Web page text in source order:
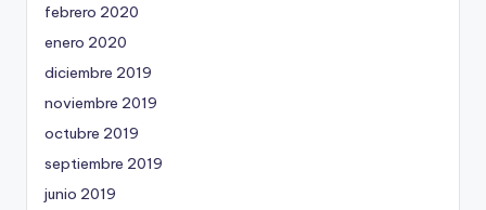
febrero 2020
enero 2020
diciembre 2019
noviembre 2019
octubre 2019
septiembre 2019
junio 2019